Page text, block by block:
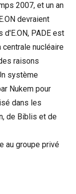
2007, et un an
devraient
PADE est
nucléaire
raisons
système
Nukem pour
dans les
de Biblis et de
au groupe privé